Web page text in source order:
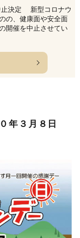
止決定 新型コロナウ
の、健康面や安全面
開催を中止させてい
年３月８日